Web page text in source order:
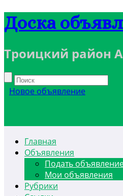
Доска
Троицкий район
Новое объявление
Главная
Объявления
Подать
Мои объявления
Рубрики